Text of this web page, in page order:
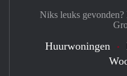
Niks leuks gevonden?
Huurwoningen